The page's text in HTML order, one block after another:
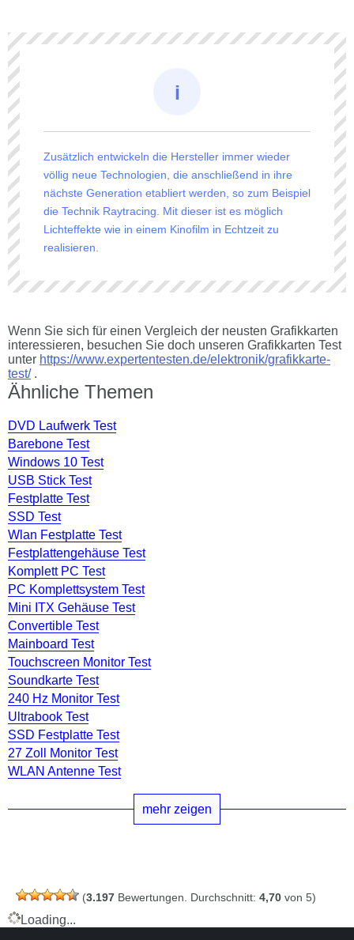
Zusätzlich entwickeln die Hersteller immer wieder
völlig neue Technologien, die anschließend in ihre
nächste Generation etabliert werden, so zum Beispiel
die Technik Raytracing. Mit dieser ist es möglich
Lichteffekte wie in einem Kinofilm in Echtzeit zu
realisieren.
Wenn Sie sich für einen Vergleich der neusten Grafikkarten
interessieren, besuchen Sie doch unseren Grafikkarten Test
unter https://www.expertentesten.de/elektronik/grafikkarte-
test/.
Ähnliche Themen
DVD Laufwerk Test
Barebone Test
Windows 10 Test
USB Stick Test
Festplatte Test
SSD Test
Wlan Festplatte Test
Festplattengehäuse Test
Komplett PC Test
PC Komplettsystem Test
Mini ITX Gehäuse Test
Convertible Test
Mainboard Test
Touchscreen Monitor Test
Soundkarte Test
240 Hz Monitor Test
Ultrabook Test
SSD Festplatte Test
27 Zoll Monitor Test
WLAN Antenne Test
mehr zeigen
(3.197 Bewertungen. Durchschnitt: 4,70 von 5)
Loading...